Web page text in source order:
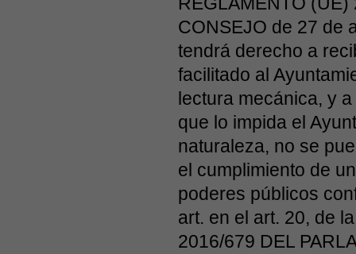
CONSEJO de 27 de
tendrá derecho a
facilitado al
lectura mecánica, y
que lo impida el
naturaleza, no se
el cumplimiento de
poderes públicos
art. en el art. 20, de
2016/679 DEL